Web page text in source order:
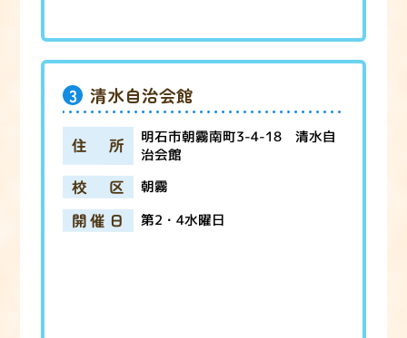
3 清水自治会館
住所 明石市朝霧南町3-4-18 清水自
治会館
校区 朝霧
開催日 第2・4水曜日